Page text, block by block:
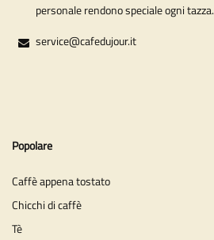
personale rendono speciale ogni tazza.
service@cafedujour.it
Popolare
Caffè appena tostato
Chicchi di caffè
Tè